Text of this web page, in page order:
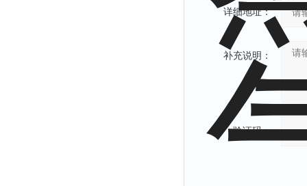
详细地址：
补充说明：
验证码：